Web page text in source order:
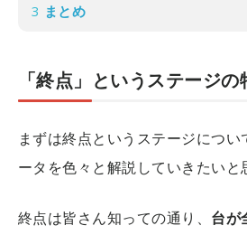
3 まとめ
「終点」というステージの
まずは終点というステージにつ
ータを色々と解説していきたいと
終点は皆さん知っての通り、 台が